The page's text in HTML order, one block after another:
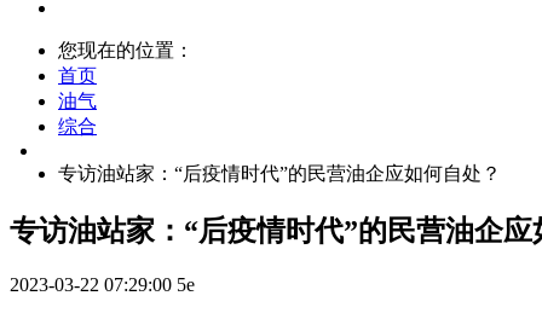
您现在的位置：
首页
油气
综合
专访油站家：“后疫情时代”的民营油企应如何自处？
专访油站家：“后疫情时代”的民营油企应
2023-03-22 07:29:00 5e